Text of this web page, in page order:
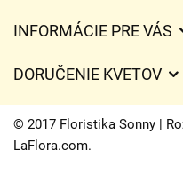
INFORMÁCIE PRE VÁS
Časy doručenia kvetov –
DORUČENIE KVETOV
Poplatky za doručenie
Kam doručujeme kvety
© 2017 Floristika Sonny |
LaFlora.com.